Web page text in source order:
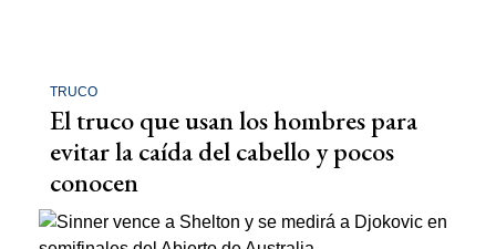
TRUCO
El truco que usan los hombres para
evitar la caída del cabello y pocos
conocen